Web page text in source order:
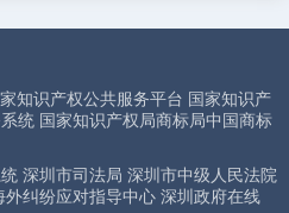
家知识产权公共服务平台 国家知识产
统 国家知识产权局商标局中国商标
深圳市司法局 深圳市中级人民法院
外纠纷应对指导中心 深圳政府在线